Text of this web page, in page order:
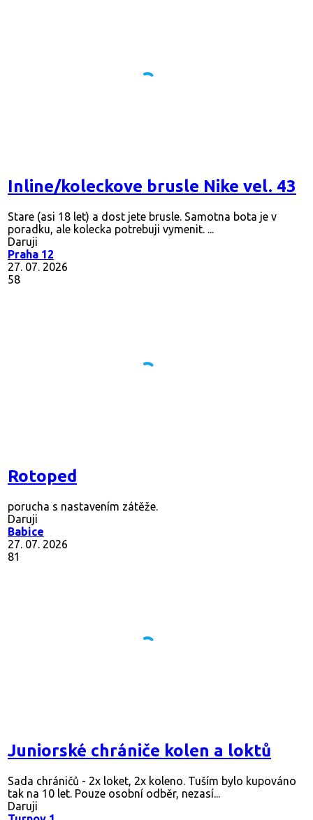
Inline/koleckove brusle Nike vel. 43
Stare (asi 18 let) a dost jete brusle. Samotna bota je v
poradku, ale kolecka potrebuji vymenit. ...
Daruji
Praha 12
27. 07. 2026
58
Rotoped
porucha s nastavením zátěže.
Daruji
Babice
27. 07. 2026
81
Juniorské chrániče kolen a loktů
Sada chráničů - 2x loket, 2x koleno. Tuším bylo kupováno
tak na 10 let. Pouze osobní odběr, nezasí...
Daruji